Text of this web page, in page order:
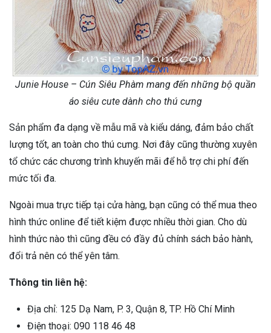
Junie House – Cún Siêu Phàm mang đến những bộ quần
áo siêu cute dành cho thú cưng
Sản phẩm đa dạng về mẫu mã và kiểu dáng, đảm bảo chất
lượng tốt, an toàn cho thú cưng. Nơi đây cũng thường xuyên
tổ chức các chương trình khuyến mãi để hỗ trợ chi phí đến
mức tối đa.
Ngoài mua trực tiếp tại cửa hàng, bạn cũng có thể mua theo
hình thức online để tiết kiệm được nhiều thời gian. Cho dù
hình thức nào thì cũng đều có đầy đủ chính sách bảo hành,
đổi trả nên có thể yên tâm.
Thông tin liên hệ:
Địa chỉ: 125 Dạ Nam, P. 3, Quận 8, TP. Hồ Chí Minh
Điện thoại: 090 118 46 48